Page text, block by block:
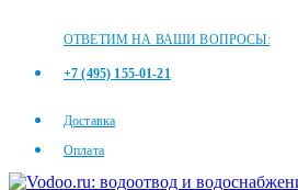
ОТВЕТИМ НА ВАШИ ВОПРОСЫ:
+7 (495) 155-01-21
Доставка
Оплата